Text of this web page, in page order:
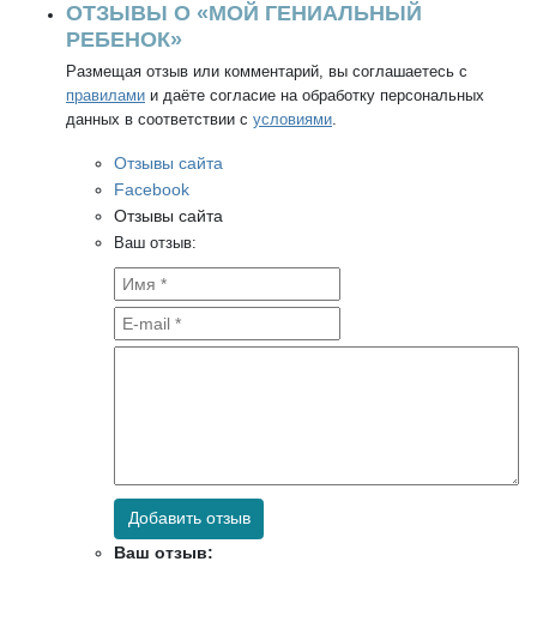
ОТЗЫВЫ О «МОЙ ГЕНИАЛЬНЫЙ
РЕБЕНОК»
Размещая отзыв или комментарий, вы соглашаетесь с
правилами и даёте согласие на обработку персональных
данных в соответствии с условиями.
Отзывы сайта
Facebook
Отзывы сайта
Ваш отзыв:
Добавить отзыв
Ваш отзыв: